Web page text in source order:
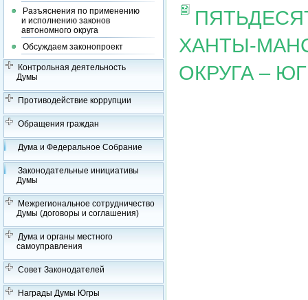
Разъяснения по применению
и исполнению законов
автономного округа
Обсуждаем законопроект
Контрольная деятельность
Думы
Противодействие коррупции
Обращения граждан
Дума и Федеральное Собрание
Законодательные инициативы
Думы
Межрегиональное сотрудничество
Думы (договоры и соглашения)
Дума и органы местного
самоуправления
Совет Законодателей
Награды Думы Югры
ХАНТЫ-
ОКРУГА –